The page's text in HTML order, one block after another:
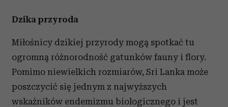
Dzika przyroda
Miłośnicy dzikiej przyrody mogą spotkać tu
ogromną różnorodność gatunków fauny i flory.
Pomimo niewielkich rozmiarów, Sri Lanka może
poszczycić się jednym z najwyższych
wskaźników endemizmu biologicznego i jest